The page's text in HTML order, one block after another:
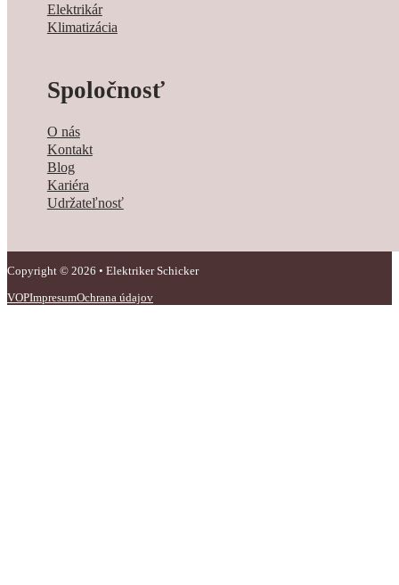
Elektrikár
Klimatizácia
Spoločnosť
O nás
Kontakt
Blog
Kariéra
Udržateľnosť
Copyright © 2026 • Elektriker Schicker
VOPImpresumOchrana údajov